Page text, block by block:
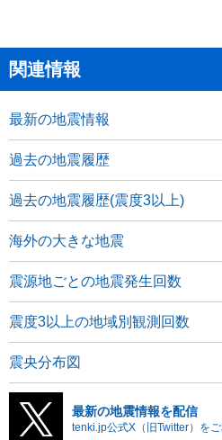
関連情報
最新の地震情報
過去の地震履歴
過去の地震履歴(震度3以上)
海外の大きな地震
震源地ごとの地震発生回数
震度3以上の地域別観測回数
震央分布図
最新の地震情報を配信
tenki.jp公式X（旧Twitter）をご